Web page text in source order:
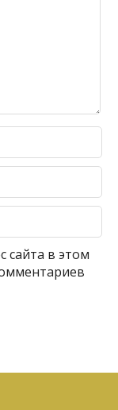
сайта в этом